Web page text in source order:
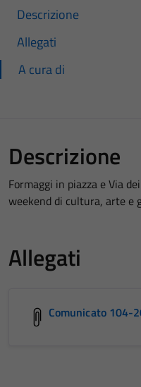
Descrizione
Allegati
A cura di
Descrizione
Formaggi in piazza e Via
weekend di cultura, arte e
Allegati
Comunicato 104-